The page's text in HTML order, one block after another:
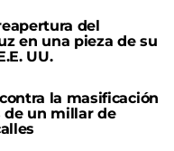
del
en una pieza de su
UU.
la masificación
un millar de